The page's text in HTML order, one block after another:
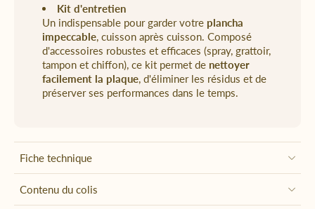
Kit d'entretien
Un indispensable pour garder votre plancha
impeccable, cuisson après cuisson. Composé
d'accessoires robustes et efficaces (spray, grattoir,
tampon et chiffon), ce kit permet de nettoyer
facilement la plaque, d'éliminer les résidus et de
préserver ses performances dans le temps.
Fiche technique
Contenu du colis